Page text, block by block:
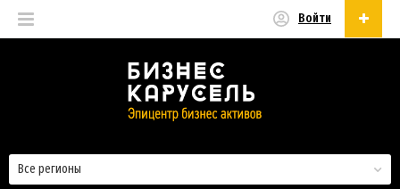
Войти
Все регионы